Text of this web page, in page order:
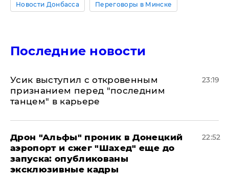
Новости Донбасса Переговоры в Минске
Последние новости
Усик выступил с откровенным
признанием перед "последним
танцем" в карьере
23:19
Дрон "Альфы" проник в Донецкий
аэропорт и сжег "Шахед" еще до
запуска: опубликованы
эксклюзивные кадры
22:52